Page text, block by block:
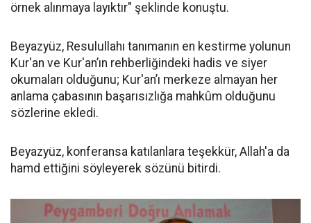
örnek alınmaya layıktır" şeklinde konuştu.
Beyazyüz, Resulullahı tanımanın en kestirme yolunun
Kur'an ve Kur'an’ın rehberliğindeki hadis ve siyer
okumaları olduğunu; Kur'an’ı merkeze almayan her
anlama çabasının başarısızlığa mahkûm olduğunu
sözlerine ekledi.
Beyazyüz, konferansa katılanlara teşekkür, Allah'a da
hamd ettiğini söyleyerek sözünü bitirdi.